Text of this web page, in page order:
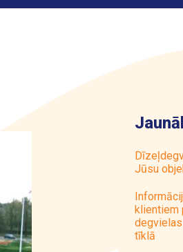
Par ASTARTE
Jūsu
klientiem
tīklā